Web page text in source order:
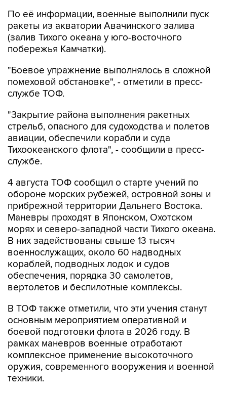
По её информации, военные выполнили пуск
ракеты из акватории Авачинского залива
(залив Тихого океана у юго-восточного
побережья Камчатки).
"Боевое упражнение выполнялось в сложной
помеховой обстановке", - отметили в пресс-
службе ТОФ.
"Закрытие района выполнения ракетных
стрельб, опасного для судоходства и полетов
авиации, обеспечили корабли и суда
Тихоокеанского флота", - сообщили в пресс-
службе.
4 августа ТОФ сообщил о старте учений по
обороне морских рубежей, островной зоны и
прибрежной территории Дальнего Востока.
Маневры проходят в Японском, Охотском
морях и северо-западной части Тихого океана.
В них задействованы свыше 13 тысяч
военнослужащих, около 60 надводных
кораблей, подводных лодок и судов
обеспечения, порядка 30 самолетов,
вертолетов и беспилотные комплексы.
В ТОФ также отметили, что эти учения станут
основным мероприятием оперативной и
боевой подготовки флота в 2026 году. В
рамках маневров военные отработают
комплексное применение высокоточного
оружия, современного вооружения и военной
техники.